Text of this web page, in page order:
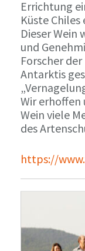
Errichtung
Küste Chiles
Dieser Wein
und
Forscher
Antarktis
Wir erhoffen
Wein viele
des
https://